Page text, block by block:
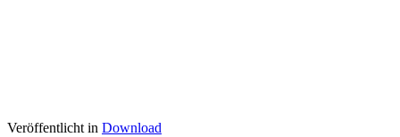
Veröffentlicht in Download